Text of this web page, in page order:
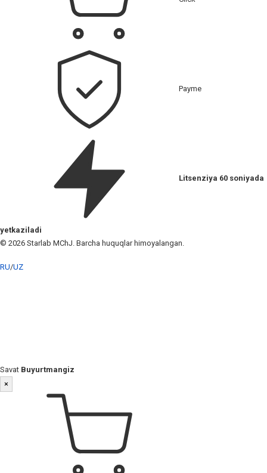
Payme
Litsenziya 60 soniyada
yetkaziladi
© 2026 Starlab MChJ. Barcha huquqlar himoyalangan.
RU/UZ
Savat Buyurtmangiz
×